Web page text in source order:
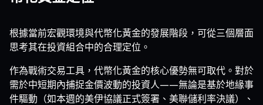
根據當前宏觀環境與代幣化黃金的發展階段，可從三個層面
思考其在投資組合中的合理定位。
作為戰術交易工具，代幣化黃金的核心優勢無可取代。對於
需於中短期內捕捉金價波動的投資人——無論是基於地緣事
件驅動（如本週的美伊協議正式簽署、美聯儲利率決議）、